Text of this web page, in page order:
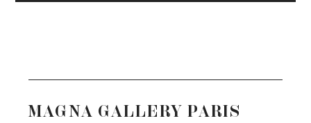
MAGNA GALLERY PARIS